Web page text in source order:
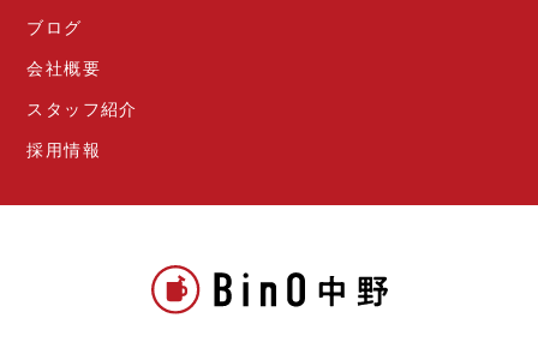
ブログ
会社概要
スタッフ紹介
採用情報